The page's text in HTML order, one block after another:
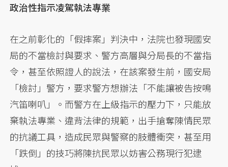
政治性指示凌駕執法專業
在之前彰化的「假摔案」判決中，法院也發現國安
局的不當檢討與要求、警方高層與分局長的不當指
令，甚至依照證人的說法，在該案發生前，國安局
「檢討」警方，要求警方想辦法「不能讓被告按鳴
汽笛喇叭」。而警方在上級指示的壓力下，只能放
棄執法專業、違背法律的規範，出手搶奪陳情民眾
的抗議工具，造成民眾與警察的肢體衝突，甚至用
「跌倒」的技巧將陳抗民眾以妨害公務現行犯逮